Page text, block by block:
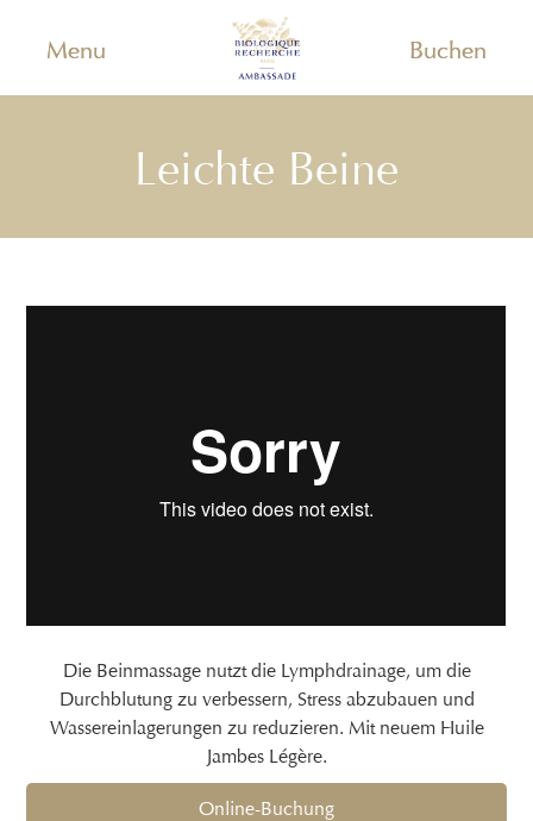
Menu Buchen
Leichte Beine
Die Beinmassage nutzt die Lymphdrainage, um die
Durchblutung zu verbessern, Stress abzubauen und
Wassereinlagerungen zu reduzieren. Mit neuem Huile
Jambes Légère.
Online-Buchung